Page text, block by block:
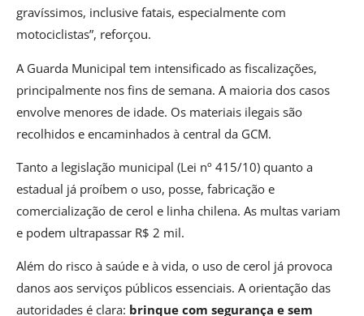
gravíssimos, inclusive fatais, especialmente com
motociclistas”, reforçou.
A Guarda Municipal tem intensificado as fiscalizações,
principalmente nos fins de semana. A maioria dos casos
envolve menores de idade. Os materiais ilegais são
recolhidos e encaminhados à central da GCM.
Tanto a legislação municipal (Lei nº 415/10) quanto a
estadual já proíbem o uso, posse, fabricação e
comercialização de cerol e linha chilena. As multas variam
e podem ultrapassar R$ 2 mil.
Além do risco à saúde e à vida, o uso de cerol já provoca
danos aos serviços públicos essenciais. A orientação das
autoridades é clara: brinque com segurança e sem